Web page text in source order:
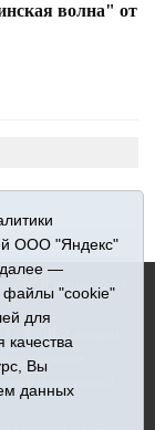
волна" от
Юргинского
- 66052 выдан
связи,
ООО "Яндекс"
—
файлы "cookie"
для
качества
Вы
данных